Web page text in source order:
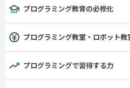
プログラミング教育の必修化
プログラミング教室・ロボット
プログラミングで習得する力